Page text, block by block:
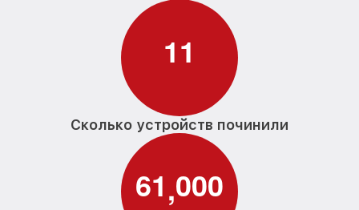
11
Сколько устройств починили
61,000